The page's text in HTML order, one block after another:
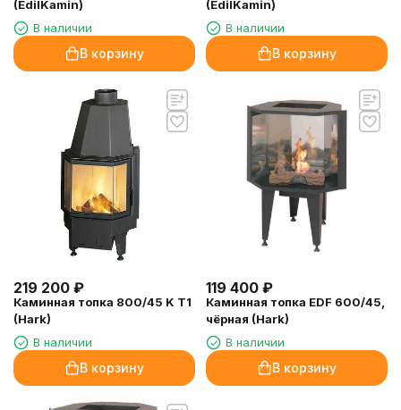
(EdilKamin)
В наличии
В корзину
(EdilKamin)
В наличии
В корзину
219 200 ₽
Каминная топка 800/45 K T1
(Hark)
В наличии
В корзину
119 400 ₽
Каминная топка EDF 600/45,
чёрная (Hark)
В наличии
В корзину